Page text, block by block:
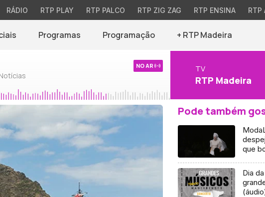
RÁDIO RTP PLAY RTP PALCO RTP ZIG ZAG RTP ENSINA RTP
Programas Programação + RTP Madeira
NO AR TV
RTP Madeira
Pode também
que
Dia